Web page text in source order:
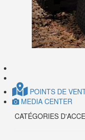
POINTS DE
MEDIA CENTER
CATÉGORIES